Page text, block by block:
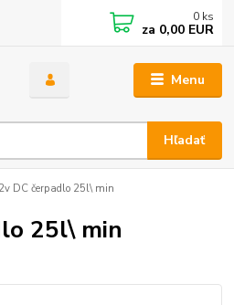
Menu
Hľadať
0 ks
za 0,00 EUR
DC čerpadlo 25l\ min
25l\ min